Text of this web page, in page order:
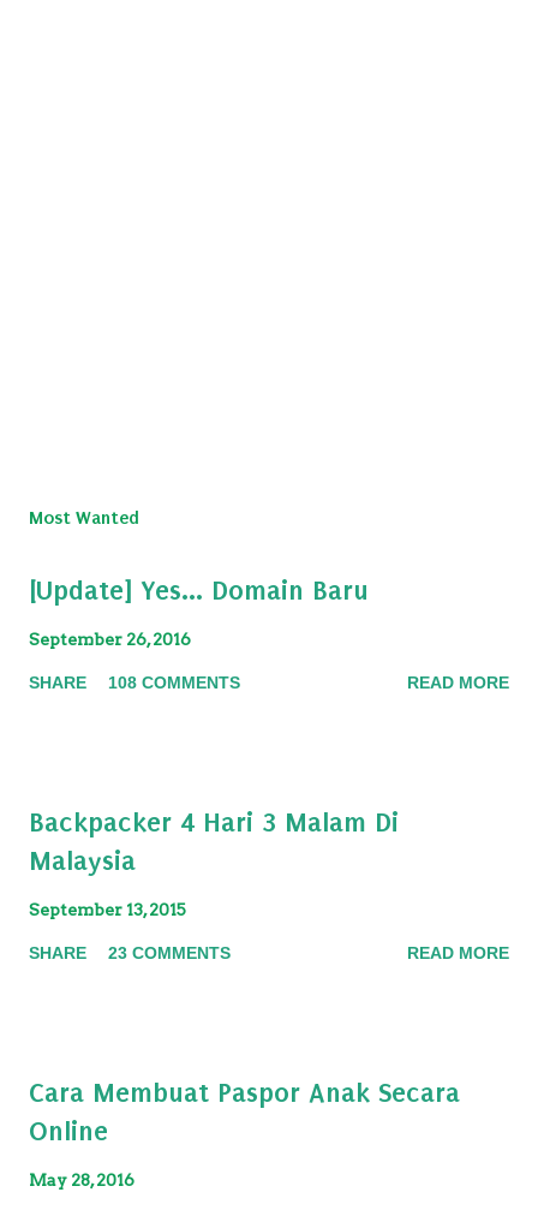
Most Wanted
[Update] Yes... Domain Baru
September 26, 2016
SHARE 108 COMMENTS READ MORE
Backpacker 4 Hari 3 Malam Di
Malaysia
September 13, 2015
SHARE 23 COMMENTS READ MORE
Cara Membuat Paspor Anak Secara
Online
May 28, 2016